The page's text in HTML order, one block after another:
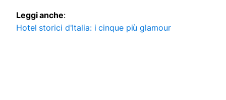
Leggi anche:
Hotel storici d'Italia: i cinque più glamour